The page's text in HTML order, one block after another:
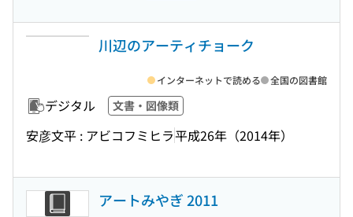
川辺のアーティチョーク
デジタル 文書・図像類
安彦文平 : アビコフミヒラ平成26年（2014年）
インターネットで読める 全国の図書館
アートみやぎ 2011